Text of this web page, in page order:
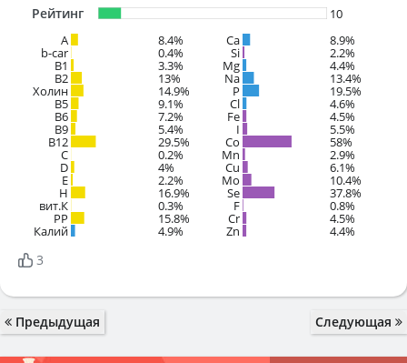
Рейтинг
10
A
8.4%
b-car 0.4%
В1 3.3%
B2 13%
Холин 14.9%
B5 9.1%
B6 7.2%
B9 5.4%
B12 29.5%
C 0.2%
D 4%
E 2.2%
H 16.9%
вит.К 0.3%
PP 15.8%
Калий 4.9%
Ca 8.9%
Si 2.2%
Mg 4.4%
Na 13.4%
P 19.5%
Cl 4.6%
Fe 4.5%
I 5.5%
Co 58%
Mn 2.9%
Cu 6.1%
Mo 10.4%
Se 37.8%
F 0.8%
Cr 4.5%
Zn 4.4%
3
Предыдущая Следующая